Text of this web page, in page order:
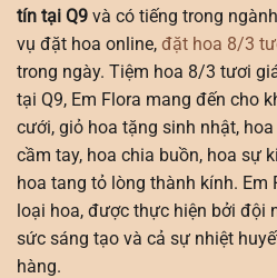
tín tại Q9 và có tiếng trong
vụ đặt hoa online, đặt hoa 8/3
trong ngày. Tiệm hoa 8/3 tươi
tại Q9, Em Flora mang đến cho
cưới, giỏ hoa tặng sinh nhật,
cầm tay, hoa chia buồn, hoa sự
hoa tang tỏ lòng thành kính. Em
loại hoa, được thực hiện bởi đội
sức sáng tạo và cả sự nhiệt
hàng.